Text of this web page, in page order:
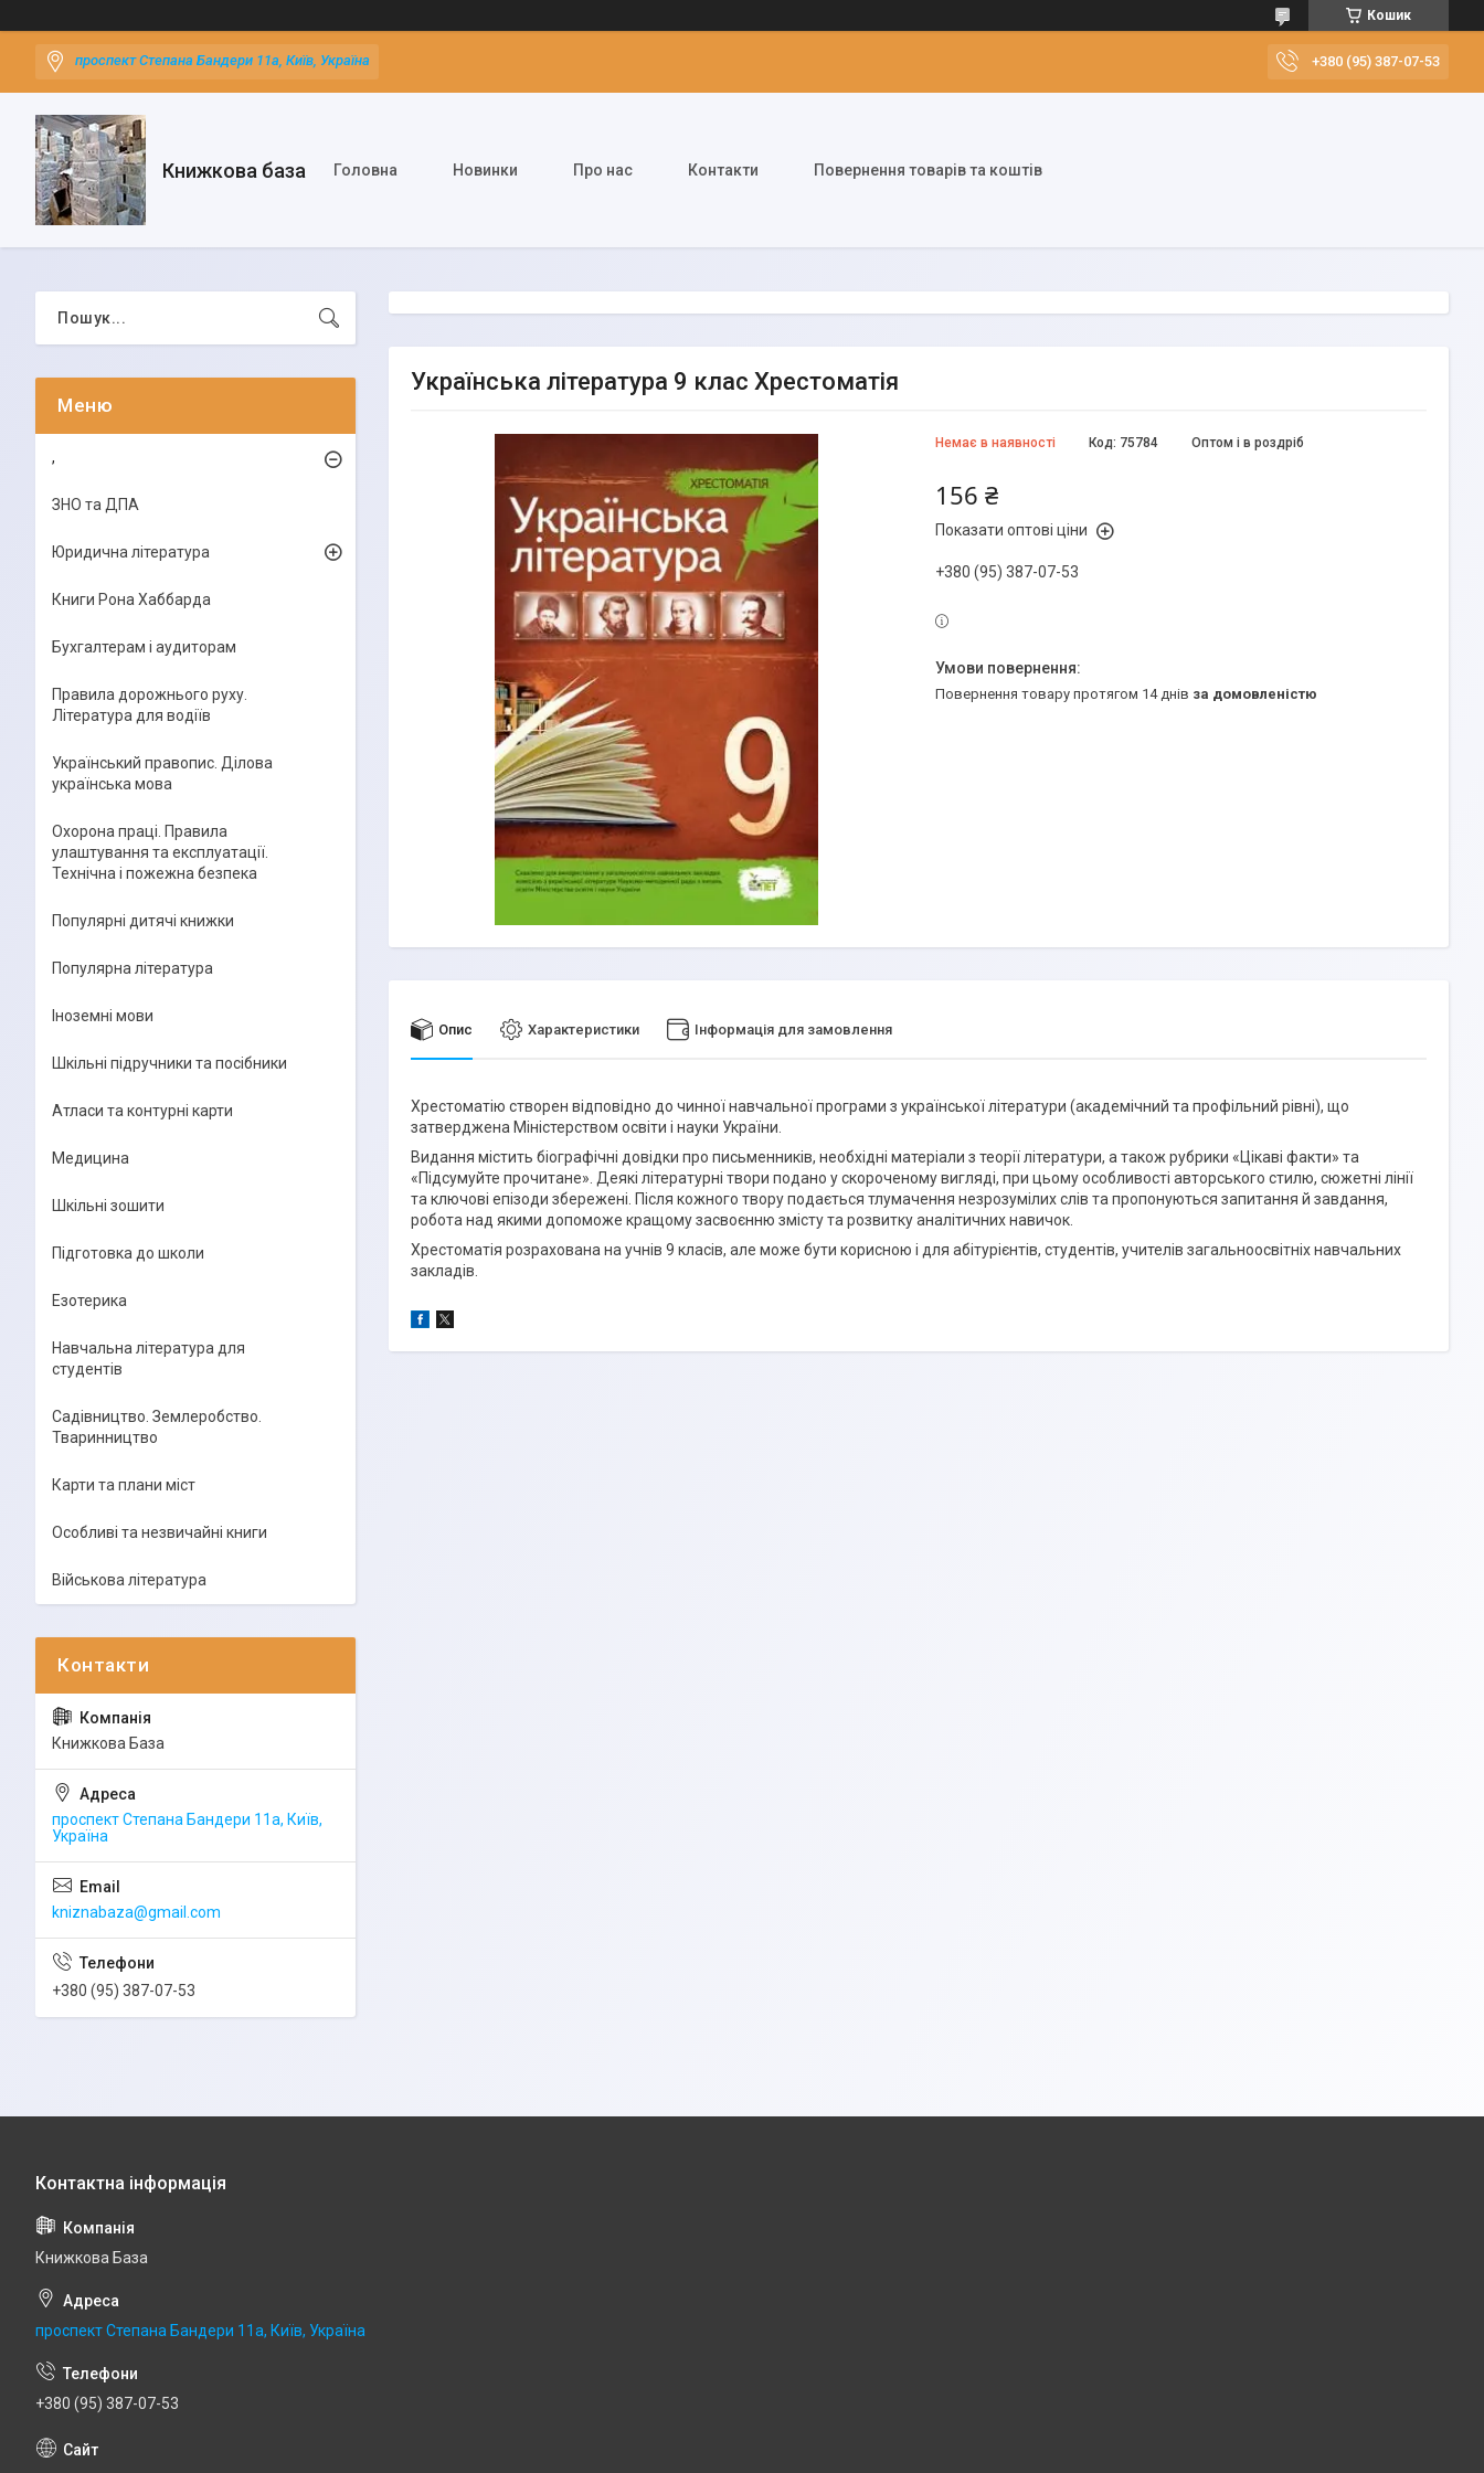
Кошик
проспект Степана Бандери 11а, Київ, Україна +380 (95) 387-07-53
Книжкова база Головна Новинки Про нас Контакти Повернення товарів та коштів
Українська література 9 клас Хрестоматія
Немає в наявності Оптом і в роздріб
Код: 75784
156 ₴
Показати оптові ціни
+380 (95) 387-07-53
повернення товару протягом 14 днів за домовленістю
Опис Характеристики Інформація для замовлення
Хрестоматію створен відповідно до чинної навчальної програми з української літератури (академічний та профільний рівні), що
затверджена Міністерством освіти і науки України.
Видання містить біографічні довідки про письменників, необхідні матеріали з теорії літератури, а також рубрики «Цікаві факти» та
«Підсумуйте прочитане». Деякі літературні твори подано у скороченому вигляді, при цьому особливості авторського стилю, сюжетні лінії
та ключові епізоди збережені. Після кожного твору подається тлумачення незрозумілих слів та пропонуються запитання й завдання,
робота над якими допоможе кращому засвоєнню змісту та розвитку аналітичних навичок.
Хрестоматія розрахована на учнів 9 класів, але може бути корисною і для абітурієнтів, студентів, учителів загальноосвітніх навчальних
закладів.
,
ЗНО та ДПА
Юридична література
Книги Рона Хаббарда
Бухгалтерам і аудиторам
Правила дорожнього руху.
Література для водіїв
Український правопис. Ділова
українська мова
Охорона праці. Правила
улаштування та експлуатації.
Технічна і пожежна безпека
Популярні дитячі книжки
Популярна література
Іноземні мови
Шкільні підручники та посібники
Атласи та контурні карти
Медицина
Шкільні зошити
Підготовка до школи
Езотерика
Навчальна література для
студентів
Садівництво. Землеробство.
Тваринництво
Карти та плани міст
Особливі та незвичайні книги
Військова література
Книжкова База
проспект Степана Бандери 11а, Київ,
Україна
kniznabaza@gmail.com
+380 (95) 387-07-53
Книжкова База
проспект Степана Бандери 11а, Київ, Україна
+380 (95) 387-07-53